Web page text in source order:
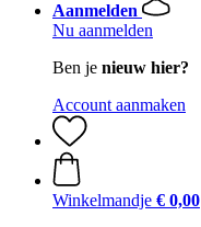
Aanmelden
Nu aanmelden
Ben je nieuw hier?
Account aanmaken
Winkelmandje € 0,00